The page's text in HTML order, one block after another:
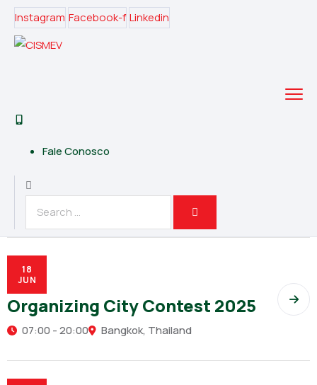
Instagram Facebook-f Linkedin
Fale Conosco
18
JUN
Organizing City Contest 2025
07:00 - 20:00 Bangkok, Thailand